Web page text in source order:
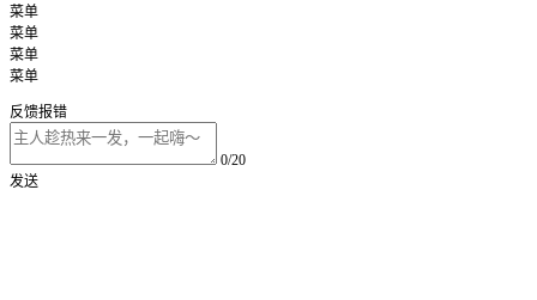
菜单
菜单
菜单
菜单
反馈报错
0/20
发送